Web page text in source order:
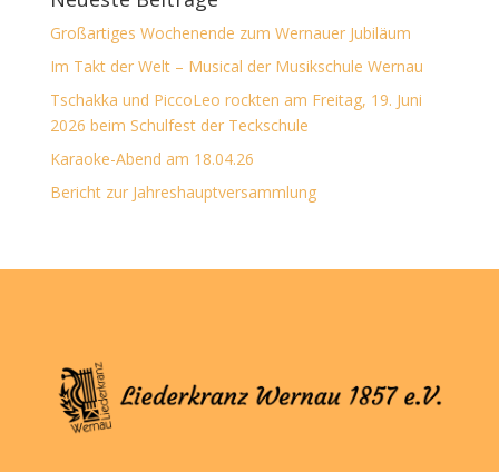
Großartiges Wochenende zum Wernauer Jubiläum
Im Takt der Welt – Musical der Musikschule Wernau
Tschakka und PiccoLeo rockten am Freitag, 19. Juni
2026 beim Schulfest der Teckschule
Karaoke-Abend am 18.04.26
Bericht zur Jahreshauptversammlung